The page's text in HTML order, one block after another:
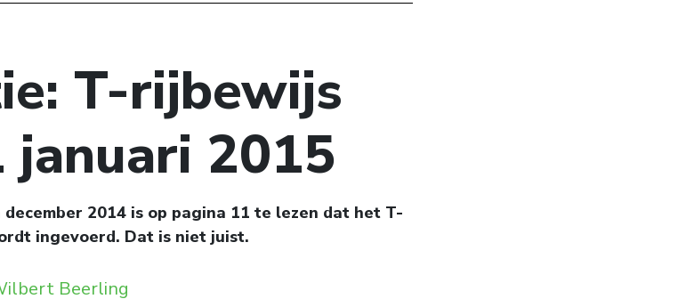
T-rijbewijs
januari 2015
2014 is op pagina 11 te lezen dat het T-
ingevoerd. Dat is niet juist.
Beerling